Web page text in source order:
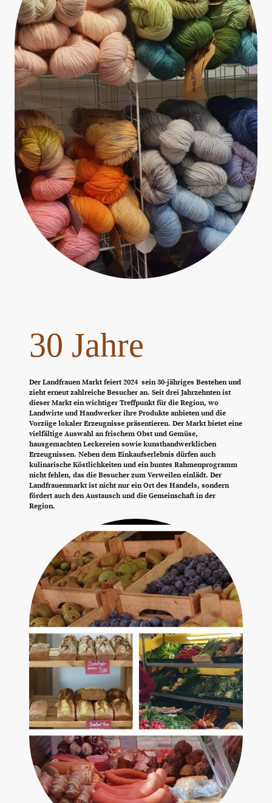
30 Jahre
Der Landfrauen Markt feiert 2024 sein 30-jähriges Bestehen und
zieht erneut zahlreiche Besucher an. Seit drei Jahrzehnten ist
dieser Markt ein wichtiger Treffpunkt für die Region, wo
Landwirte und Handwerker ihre Produkte anbieten und die
Vorzüge lokaler Erzeugnisse präsentieren. Der Markt bietet eine
vielfältige Auswahl an frischem Obst und Gemüse,
hausgemachten Leckereien sowie kunsthandwerklichen
Erzeugnissen. Neben dem Einkaufserlebnis dürfen auch
kulinarische Köstlichkeiten und ein buntes Rahmenprogramm
nicht fehlen, das die Besucher zum Verweilen einlädt. Der
Landfrauenmarkt ist nicht nur ein Ort des Handels, sondern
fördert auch den Austausch und die Gemeinschaft in der
Region.